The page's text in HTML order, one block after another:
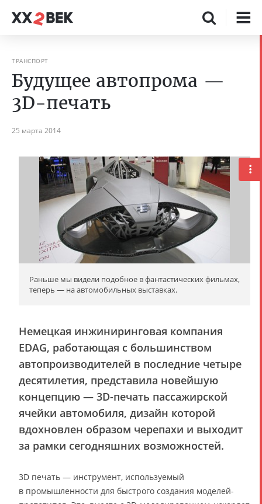
ТРАНСПОРТ
Будущее автопрома —
3D-печать
25 марта 2014
Раньше мы видели подобное в фантастических фильмах,
теперь — на автомобильных выставках.
Немецкая инжиниринговая компания
EDAG, работающая с большинством
автопроизводителей в последние четыре
десятилетия, представила новейшую
концепцию — 3D-печать пассажирской
ячейки автомобиля, дизайн которой
вдохновлен образом черепахи и выходит
за рамки сегодняшних возможностей.
3D печать — инструмент, используемый
в промышленности для быстрого создания моделей-